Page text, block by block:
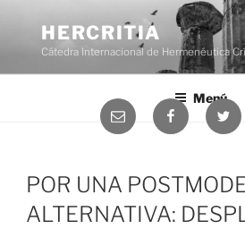
contenido
HERCRITIA
Cátedra Internacional de Hermenéutica
Menú
POR UNA
ALTERNATIVA:
Correo
electrónico
Facebook